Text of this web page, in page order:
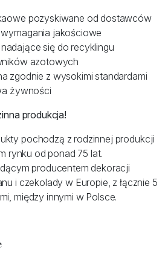
pozyskiwane od dostawców
jakościowe
się do recyklingu
azotowych
zgodnie z wysokimi standardami
żywności
produkcja!
pochodzą z rodzinnej produkcji
rynku od ponad 75 lat.
producentem dekoracji
i czekolady w Europie, z łącznie 5
między innymi w Polsce.